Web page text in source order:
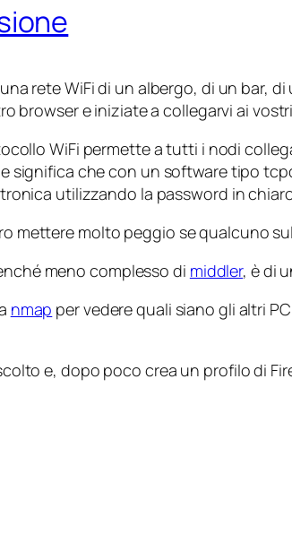
rete WiFi di un albergo, di un bar,
browser e iniziate a collegarvi ai
WiFi permette a tutti i nodi
significa che con un software tipo
utilizzando la password in
mettere molto peggio se qualcuno
meno complesso di middler, è di
nmap per vedere quali siano gli altri
e, dopo poco crea un profilo di